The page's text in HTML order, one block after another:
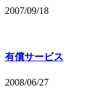
2007/09/18
有償サービス
2008/06/27